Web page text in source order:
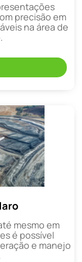
precisão em
na área de
mesmo em
é possível
e manejo